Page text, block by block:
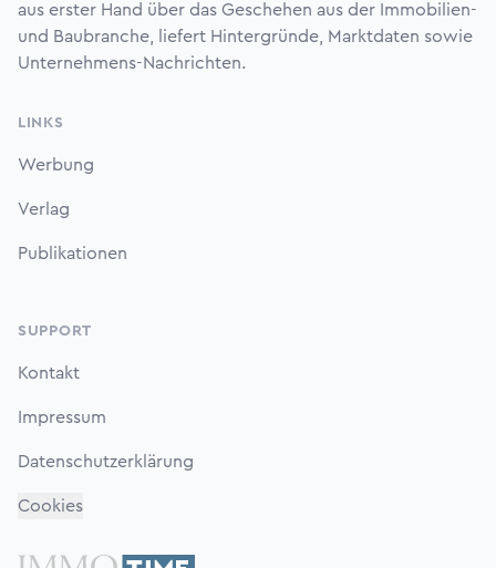
aus erster Hand über das Geschehen aus der Immobilien-
und Baubranche, liefert Hintergründe, Marktdaten sowie
Unternehmens-Nachrichten.
LINKS
Werbung
Verlag
Publikationen
SUPPORT
Kontakt
Impressum
Datenschutzerklärung
Cookies